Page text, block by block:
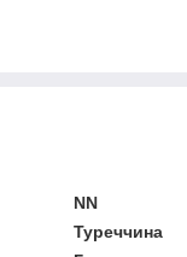
NN
Туреччина